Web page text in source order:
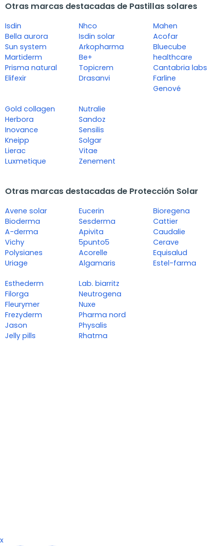
Otras marcas destacadas de Pastillas solares
Isdin
Bella aurora
Sun system
Martiderm
Prisma natural
Elifexir
Nhco
Isdin solar
Arkopharma
Be+
Topicrem
Drasanvi
Mahen
Acofar
Bluecube
healthcare
Cantabria labs
Farline
Genové
Gold collagen
Herbora
Inovance
Kneipp
Lierac
Luxmetique
Nutralie
Sandoz
Sensilis
Solgar
Vitae
Zenement
Otras marcas destacadas de Protección Solar
Avene solar
Bioderma
A-derma
Vichy
Polysianes
Uriage
Eucerin
Sesderma
Apivita
5punto5
Acorelle
Algamaris
Bioregena
Cattier
Caudalie
Cerave
Equisalud
Estel-farma
Esthederm
Filorga
Fleurymer
Frezyderm
Jason
Jelly pills
Lab. biarritz
Neutrogena
Nuxe
Pharma nord
Physalis
Rhatma
x